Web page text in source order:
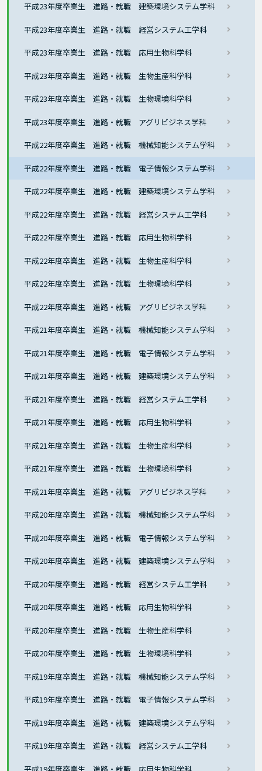
平成23年度卒業生 進路・就職 建築環境システム学科
平成23年度卒業生 進路・就職 経営システム工学科
平成23年度卒業生 進路・就職 応用生物科学科
平成23年度卒業生 進路・就職 生物生産科学科
平成23年度卒業生 進路・就職 生物環境科学科
平成23年度卒業生 進路・就職 アグリビジネス学科
平成22年度卒業生 進路・就職 機械知能システム学科
平成22年度卒業生 進路・就職 電子情報システム学科
平成22年度卒業生 進路・就職 建築環境システム学科
平成22年度卒業生 進路・就職 経営システム工学科
平成22年度卒業生 進路・就職 応用生物科学科
平成22年度卒業生 進路・就職 生物生産科学科
平成22年度卒業生 進路・就職 生物環境科学科
平成22年度卒業生 進路・就職 アグリビジネス学科
平成21年度卒業生 進路・就職 機械知能システム学科
平成21年度卒業生 進路・就職 電子情報システム学科
平成21年度卒業生 進路・就職 建築環境システム学科
平成21年度卒業生 進路・就職 経営システム工学科
平成21年度卒業生 進路・就職 応用生物科学科
平成21年度卒業生 進路・就職 生物生産科学科
平成21年度卒業生 進路・就職 生物環境科学科
平成21年度卒業生 進路・就職 アグリビジネス学科
平成20年度卒業生 進路・就職 機械知能システム学科
平成20年度卒業生 進路・就職 電子情報システム学科
平成20年度卒業生 進路・就職 建築環境システム学科
平成20年度卒業生 進路・就職 経営システム工学科
平成20年度卒業生 進路・就職 応用生物科学科
平成20年度卒業生 進路・就職 生物生産科学科
平成20年度卒業生 進路・就職 生物環境科学科
平成19年度卒業生 進路・就職 機械知能システム学科
平成19年度卒業生 進路・就職 電子情報システム学科
平成19年度卒業生 進路・就職 建築環境システム学科
平成19年度卒業生 進路・就職 経営システム工学科